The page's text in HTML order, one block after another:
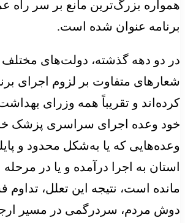
همواره بزرگ‌ترین مانع بر سر راه
برنامه عنوان شده است.
در دو دهه گذشته، دولت‌های مختلف
شعارهای متفاوت بر لزوم اجرای
کرده‌اند و تقریباً همه وزرای
خود وعده اجرای سراسری پزشک
وعده‌هایی که یا به‌شکل محدود و
استان به اجرا درآمده و یا در
مانده است، نتیجه این تعلل، تداوم
دوش مردم، سردرگمی در مسیر